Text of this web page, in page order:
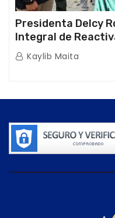
Presidenta Delcy
Integral de
Guaira
Kaylib Maita